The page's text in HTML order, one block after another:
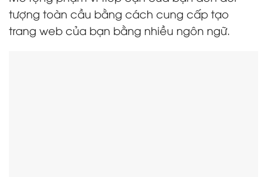
tượng toàn cầu bằng cách cung cấp tạo
trang web của bạn bằng nhiều ngôn ngữ.